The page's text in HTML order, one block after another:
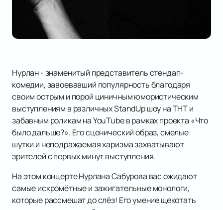
Нурлан - знаменитый представитель стендап-
комедии, завоевавший популярность благодаря
своим острым и порой циничным юмористическим
выступлениям в различных StandUp шоу на ТНТ и
забавным роликам на YouTube в рамках проекта «Что
было дальше?». Его сценический образ, смелые
шутки и неподражаемая харизма захватывают
зрителей с первых минут выступления.
На этом концерте Нурлана Сабурова вас ожидают
самые искромётные и зажигательные монологи,
которые рассмешат до слёз! Его умение щекотать